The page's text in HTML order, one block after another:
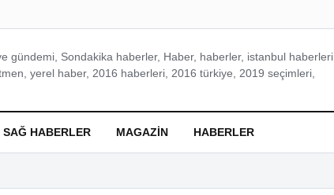
gündemi, Sondakika haberler, Haber, haberler, istanbul haberleri,
yerel haber, 2016 haberleri, 2016 türkiye, 2019 seçimleri,
SAĞ HABERLER MAGAZIN HABERLER